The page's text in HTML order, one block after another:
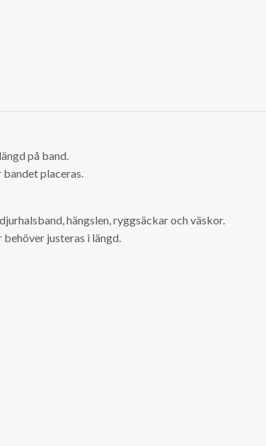
på band.
bandet placeras.
hängslen, ryggsäckar och väskor.
behöver justeras i längd.